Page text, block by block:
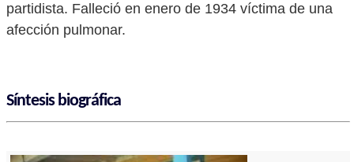
partidista. Falleció en enero de 1934 víctima de una
afección pulmonar.
Síntesis biográfica